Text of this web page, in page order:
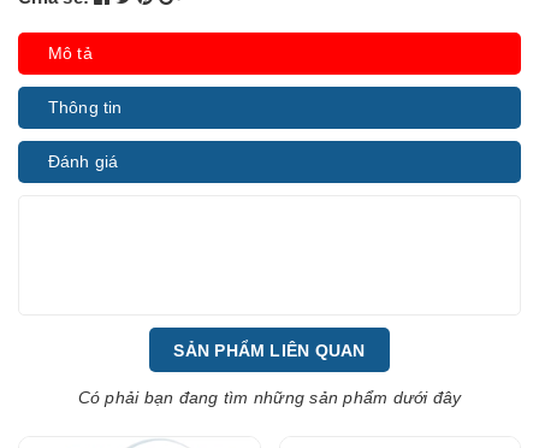
Mô tả
Thông tin
Đánh giá
SẢN PHẨM LIÊN QUAN
Có phải bạn đang tìm những sản phẩm dưới đây